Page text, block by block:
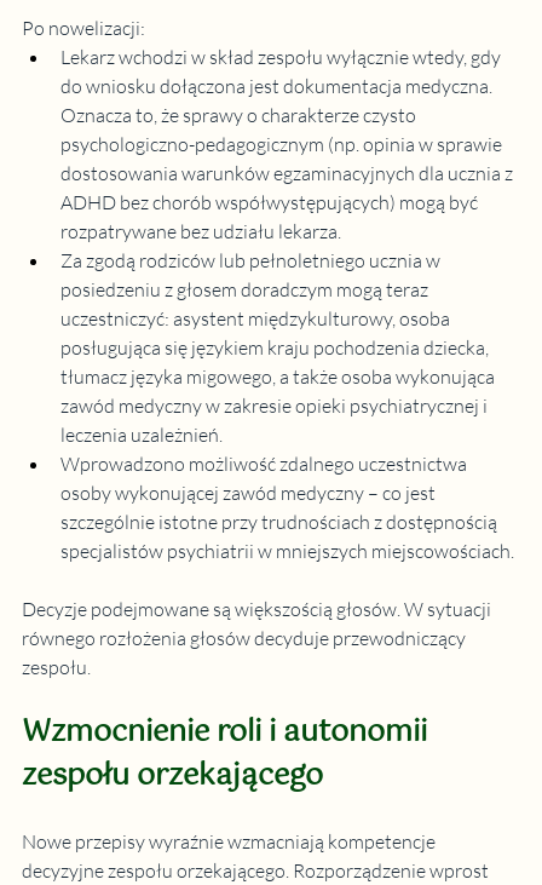
Po nowelizacji:
Lekarz wchodzi w skład zespołu wyłącznie wtedy, gdy
do wniosku dołączona jest dokumentacja medyczna.
Oznacza to, że sprawy o charakterze czysto
psychologiczno-pedagogicznym (np. opinia w sprawie
dostosowania warunków egzaminacyjnych dla ucznia z
ADHD bez chorób współwystępujących) mogą być
rozpatrywane bez udziału lekarza.
Za zgodą rodziców lub pełnoletniego ucznia w
posiedzeniu z głosem doradczym mogą teraz
uczestniczyć: asystent międzykulturowy, osoba
posługująca się językiem kraju pochodzenia dziecka,
tłumacz języka migowego, a także osoba wykonująca
zawód medyczny w zakresie opieki psychiatrycznej i
leczenia uzależnień.
Wprowadzono możliwość zdalnego uczestnictwa
osoby wykonującej zawód medyczny – co jest
szczególnie istotne przy trudnościach z dostępnością
specjalistów psychiatrii w mniejszych miejscowościach.
Decyzje podejmowane są większością głosów. W sytuacji
równego rozłożenia głosów decyduje przewodniczący
zespołu.
Wzmocnienie roli i autonomii
zespołu orzekającego
Nowe przepisy wyraźnie wzmacniają kompetencje
decyzyjne zespołu orzekającego. Rozporządzenie wprost